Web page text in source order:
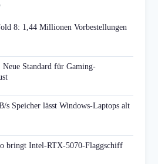
8: 1,44 Millionen Vorbestellungen
Standard für Gaming-
s Speicher lässt Windows-Laptops alt
bringt Intel-RTX-5070-Flaggschiff